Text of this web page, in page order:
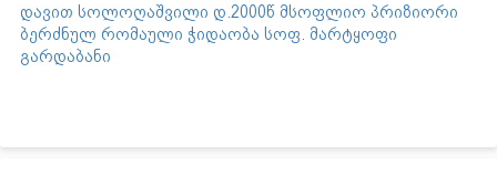
დავით სოლოღაშვილი დ.2000წ მსოფლიო პრიზიორი
ბერძნულ რომაული ჭიდაობა სოფ. მარტყოფი
გარდაბანი